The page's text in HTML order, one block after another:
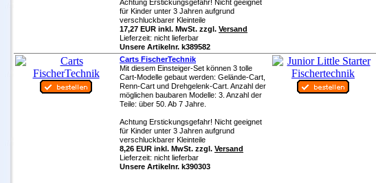
Achtung Erstickungsgefahr! Nicht geeignet
für Kinder unter 3 Jahren aufgrund
verschluckbarer Kleinteile
17,27 EUR inkl. MwSt. zzgl. Versand
Lieferzeit: nicht lieferbar
Unsere Artikelnr. k389582
Carts FischerTechnik
Mit diesem Einsteiger-Set können 3 tolle
Cart-Modelle gebaut werden: Gelände-Cart,
Renn-Cart und Drehgelenk-Cart. Anzahl der
möglichen baubaren Modelle: 3. Anzahl der
Teile: über 50. Ab 7 Jahre.
Achtung Erstickungsgefahr! Nicht geeignet
für Kinder unter 3 Jahren aufgrund
verschluckbarer Kleinteile
8,26 EUR inkl. MwSt. zzgl. Versand
Lieferzeit: nicht lieferbar
Unsere Artikelnr. k390303